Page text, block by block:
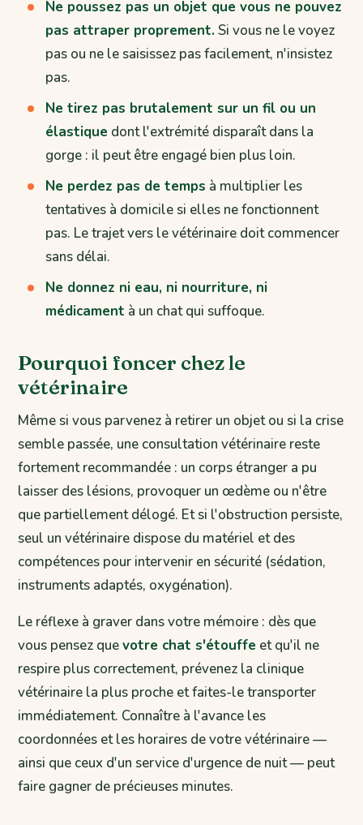
Ne poussez pas un objet que vous ne pouvez
pas attraper proprement.Si vous ne le voyez
pas ou ne le saisissez pas facilement, n'insistez
pas.
Ne tirez pas brutalement sur un fil ou un
élastique dont l'extrémité disparaît dans la
gorge : il peut être engagé bien plus loin.
Ne perdez pas de temps à multiplier les
tentatives à domicile si elles ne fonctionnent
pas. Le trajet vers le vétérinaire doit commencer
sans délai.
Ne donnez ni eau, ni nourriture, ni
médicament à un chat qui suffoque.
Pourquoi foncer chez le
vétérinaire
Même si vous parvenez à retirer un objet ou si la crise
semble passée, une consultation vétérinaire reste
fortement recommandée : un corps étranger a pu
laisser des lésions, provoquer un œdème ou n'être
que partiellement délogé. Et si l'obstruction persiste,
seul un vétérinaire dispose du matériel et des
compétences pour intervenir en sécurité (sédation,
instruments adaptés, oxygénation).
Le réflexe à graver dans votre mémoire : dès que
vous pensez quevotre chat s'étouffe et qu'il ne
respire plus correctement, prévenez la clinique
vétérinaire la plus proche et faites-le transporter
immédiatement. Connaître à l'avance les
coordonnées et les horaires de votre vétérinaire —
ainsi que ceux d'un service d'urgence de nuit — peut
faire gagner de précieuses minutes.